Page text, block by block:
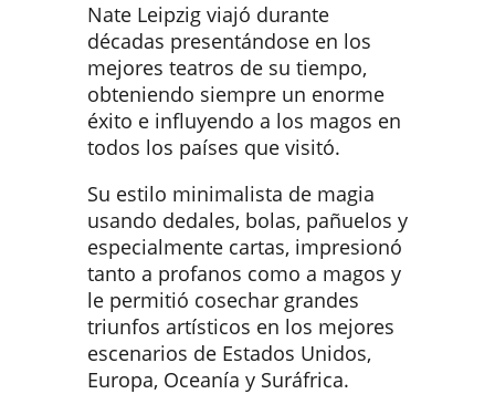
Nate Leipzig viajó durante
décadas presentándose en los
mejores teatros de su tiempo,
obteniendo siempre un enorme
éxito e influyendo a los magos en
todos los países que visitó.
Su estilo minimalista de magia
usando dedales, bolas, pañuelos y
especialmente cartas, impresionó
tanto a profanos como a magos y
le permitió cosechar grandes
triunfos artísticos en los mejores
escenarios de Estados Unidos,
Europa, Oceanía y Suráfrica.